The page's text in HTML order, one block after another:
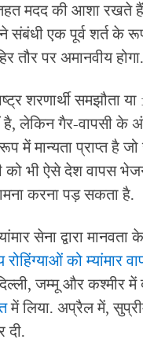
मदद की आशा रखते
संबंधी एक पूर्व शर्त
तौर पर अमानवीय
शरणार्थी समझौता
लेकिन गैर-वापसी के
में मान्यता प्राप्त है
को भी ऐसे देश वापस
करना पड़ सकता है.
सेना द्वारा
रोहिंग्याओं को म्यांमार
जम्मू और कश्मीर में
में लिया. अप्रैल में,
दी.